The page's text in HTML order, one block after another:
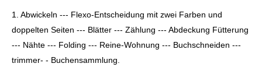
1. Abwickeln --- Flexo-Entscheidung mit zwei Farben und
doppelten Seiten --- Blätter --- Zählung --- Abdeckung Fütterung
--- Nähte --- Folding --- Reine-Wohnung --- Buchschneiden ---
trimmer- - Buchensammlung.